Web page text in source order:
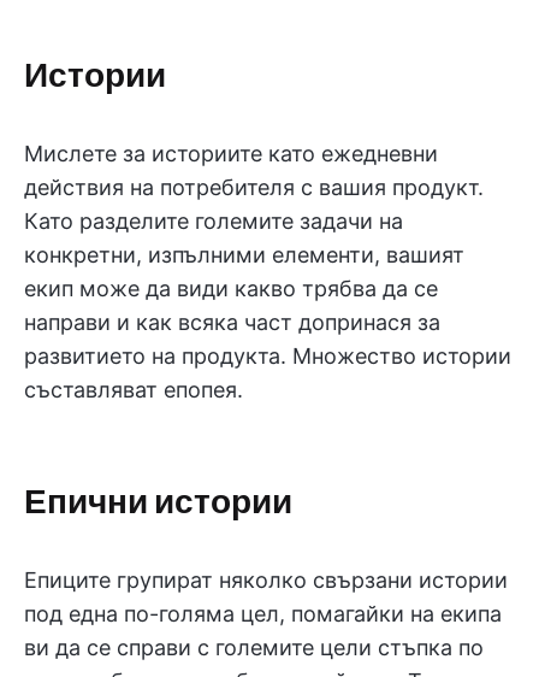
Истории
Мислете за историите като ежедневни
действия на потребителя с вашия продукт.
Като разделите големите задачи на
конкретни, изпълними елементи, вашият
екип може да види какво трябва да се
направи и как всяка част допринася за
развитието на продукта. Множество истории
съставляват епопея.
Епични истории
Епиците групират няколко свързани истории
под една по-голяма цел, помагайки на екипа
ви да се справи с големите цели стъпка по